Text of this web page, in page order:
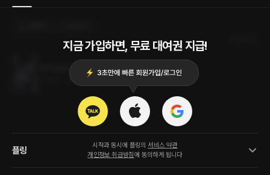
지금 가입하면, 무료 대여권 지급!
시작과 동시에 플링의 서비스 약관
개인정보 취급방침에 동의하게 됩니다
2023.03.27
플링